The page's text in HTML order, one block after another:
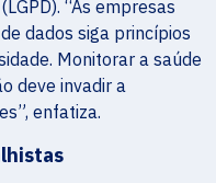
“As empresas
dados siga princípios
Monitorar a saúde
deve invadir a
enfatiza.